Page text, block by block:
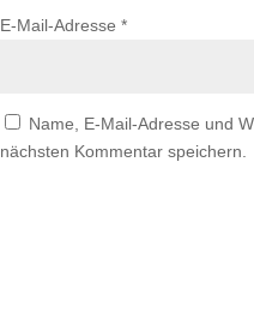
E-Mail-Adresse *
Name, E-Mail-Adresse und
nächsten Kommentar speichern.